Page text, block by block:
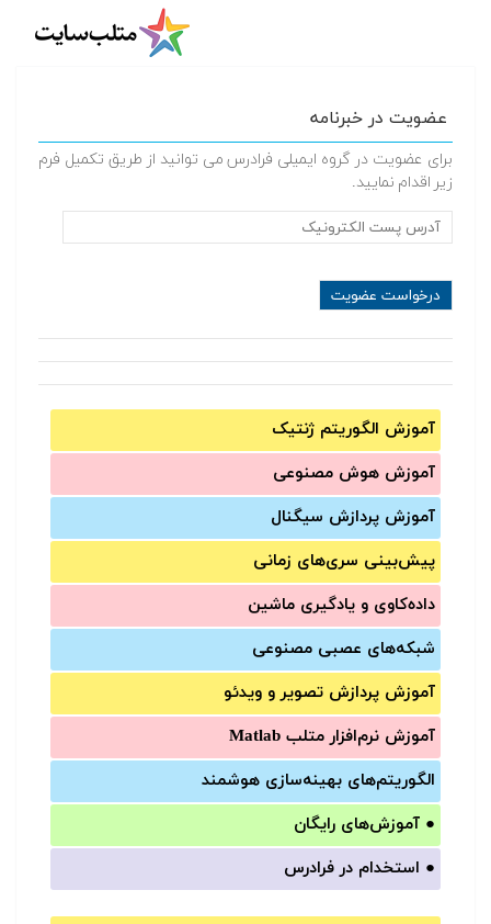
عضویت در خبرنامه
برای عضویت در گروه ایمیلی فرادرس می توانید از طریق تکمیل فرم
زیر اقدام نمایید.
آموزش الگوریتم ژنتیک
آموزش‌ هوش مصنوعی
آموزش‌ پردازش سیگنال
پیش‌‌بینی سری‌‌های زمانی
داده‌کاوی و یادگیری ماشین
شبکه‌های عصبی مصنوعی
آموزش‌ پردازش تصویر و ویدئو
آموزش‌ نرم‌افزار متلب Matlab
الگوریتم‌های بهینه‌سازی هوشمند
● آموزش‌های رایگان
● استخدام در فرادرس